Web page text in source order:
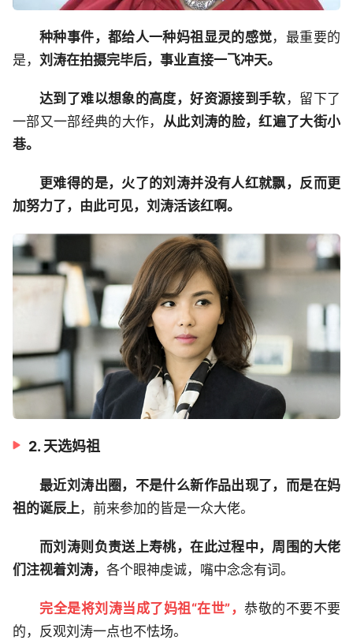
种种事件，都给人一种妈祖显灵的感觉，最重要的
是， 刘涛在拍摄完毕后，事业直接一飞冲天。
达到了难以想象的高度，好资源接到手软 ，留下了
一部又一部经典的大作， 从此刘涛的脸，红遍了大街小
巷。
更难得的是，火了的刘涛并没有人红就飘，反而更
加努力了，由此可见，刘涛活该红啊。
2. 天选妈祖
最近刘涛出圈，不是什么新作品出现了，而是在妈
祖的诞辰上 ，前来参加的皆是一众大佬。
而刘涛则负责送上寿桃，在此过程中，周围的大佬
们注视着刘涛， 各个眼神虔诚，嘴中念念有词。
完全是将刘涛当成了妈祖“在世”， 恭敬的不要不要
的，反观刘涛一点也不怯场。